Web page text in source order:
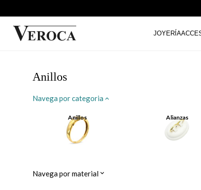
JOYERÍA
Anillos
Navega por categoria
Anillos Alianzas
Navega por material